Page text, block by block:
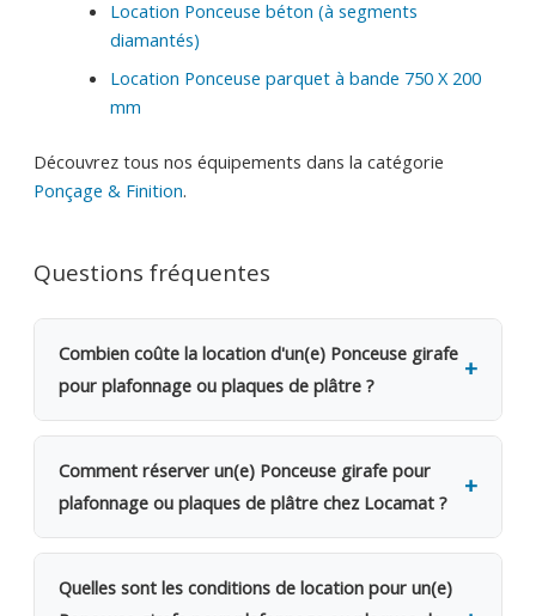
Location Ponceuse béton (à segments
diamantés)
Location Ponceuse parquet à bande 750 X 200
mm
Découvrez tous nos équipements dans la catégorie
Ponçage & Finition.
Questions fréquentes
Combien coûte la location d'un(e) Ponceuse girafe
pour plafonnage ou plaques de plâtre ?
La location d'un(e) Ponceuse girafe pour plafonnage
ou plaques de plâtre coûte 22€ TVAC par jour
(18.18€ HTVA). Une caution de 150€ est demandée.
Dès le 2e jour, bénéficiez d'une remise de 20%. Pour
une semaine complète, seuls 4 jours sont facturés.
Comment réserver un(e) Ponceuse girafe pour
plafonnage ou plaques de plâtre chez Locamat ?
Rendez-vous dans l'une de nos 5 agences en
Belgique ou appelez-nous pour vérifier la
disponibilité. Le retrait se fait sur place le jour
Quelles sont les conditions de location pour un(e)